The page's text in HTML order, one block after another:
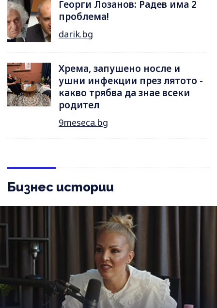
Георги Лозанов: Радев има 2
проблема!
darik.bg
Хрема, запушено носле и
ушни инфекции през лятотo -
какво трябва да знае всеки
родител
9meseca.bg
Бизнес истории